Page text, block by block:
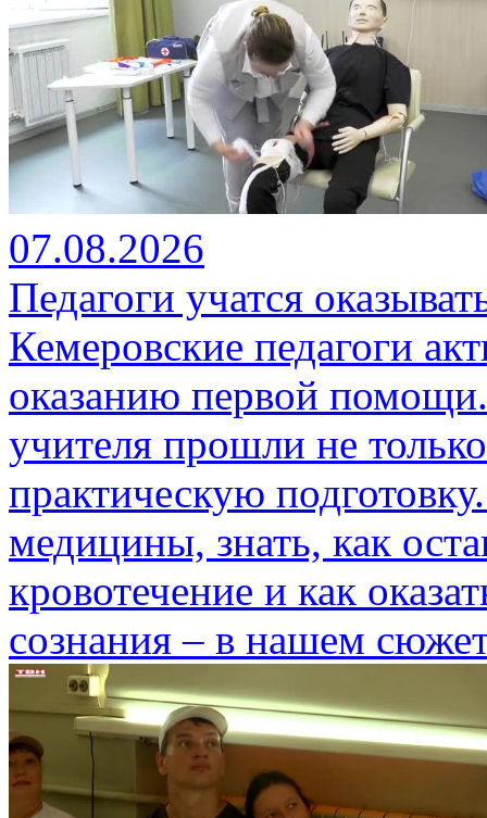
07.08.2026
Педагоги учатся
Кемеровские педагоги
оказанию первой
учителя прошли не
практическую
медицины, знать, как
кровотечение и как
сознания – в нашем